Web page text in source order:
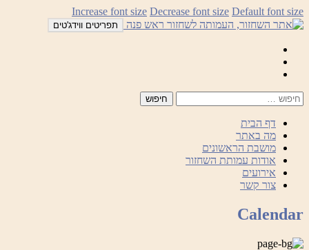
לדלג
לתוכן
Increase font size Decrease font size Default font size
תפריטים ווידג'טים
דף הבית
מה באתר
מושבת הראשונים
אודות עמותת השחזור
אירועים
צור קשר
Calendar